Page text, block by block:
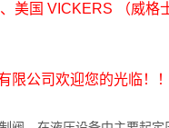
美国 VICKERS （威格
限公司欢迎您的光临！！